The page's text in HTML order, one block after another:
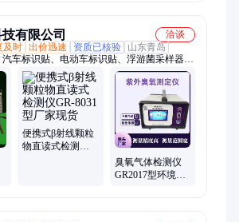
有限公司
洽谈
及时 出价迅速 资质已核验
山东青岛
车标识贴、电动车标识贴、浮游菌采样器、
干胶车身贴
便携式β射线颗粒
物直读式检测仪
臭氧气体检测仪
GR2017型环境空